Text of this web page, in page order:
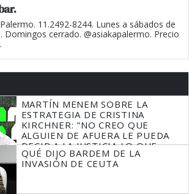
11.2492-8244. Lunes a sábados de
Domingos cerrado. @asiakapalermo. Precio
MARTÍN MENEM SOBRE LA
ESTRATEGIA DE CRISTINA
KIRCHNER: "NO CREO QUE
ALGUIEN DE AFUERA LE PUEDA
DECIR A LA JUSTICIA LO QUE
TIENE QUE HACER"
QUÉ DIJO BARDEM DE LA
INVASIÓN DE CEUTA